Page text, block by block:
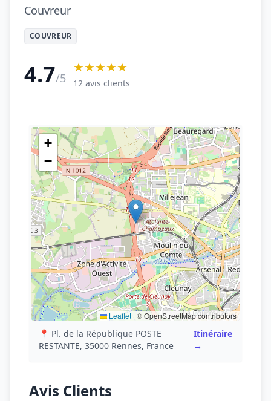
Couvreur
COUVREUR
4.7/5
★★★★★
12 avis clients
+
−
Leaflet | © OpenStreetMap contributors
📍 Pl. de la République POSTE
RESTANTE, 35000 Rennes, France
Itinéraire
→
Avis Clients